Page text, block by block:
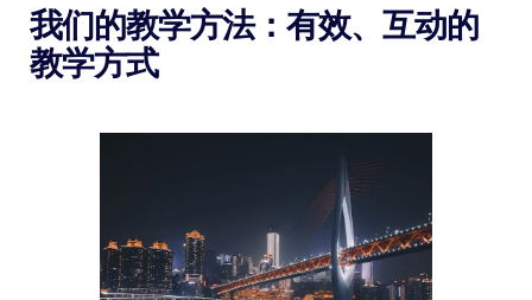
我们的教学方法：有效、互动的
教学方式